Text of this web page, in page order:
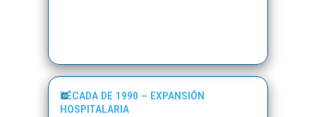
DÉCADA DE 1990 – EXPANSIÓN
HOSPITALARIA